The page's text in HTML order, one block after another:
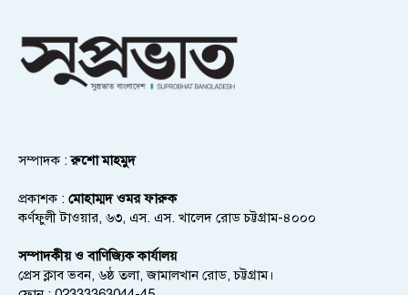
সম্পাদক :রুশো মাহমুদ
প্রকাশক : মোহাম্মদ ওমর ফারুক
কর্ণফুলী টাওয়ার, ৬৩, এস. এস. খালেদ রোড চট্টগ্রাম-৪০০০
সম্পাদকীয় ও বাণিজ্যিক কার্যালয়
প্রেস ক্লাব ভবন, ৬ষ্ঠ তলা, জামালখান রোড, চট্টগ্রাম।